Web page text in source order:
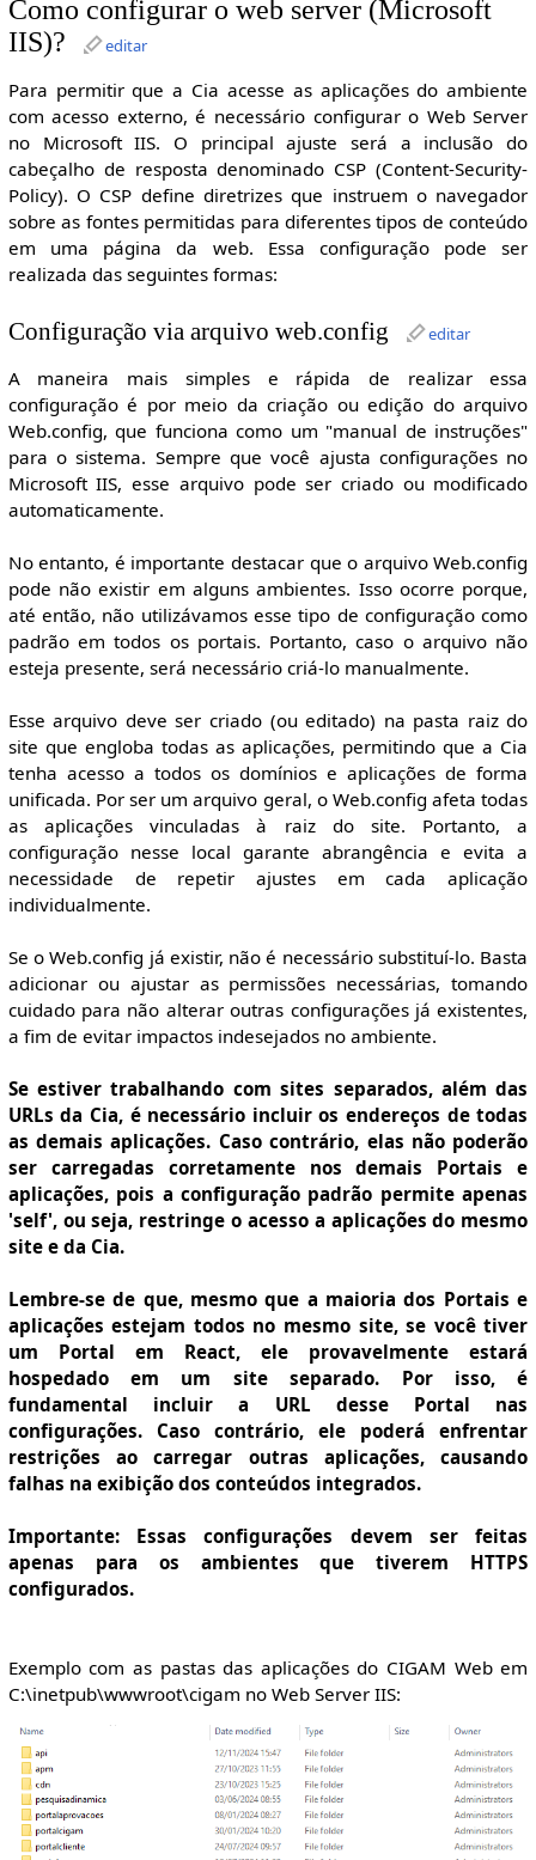
Como configurar o web server (Microsoft
IIS)?
editar
Para permitir que a Cia acesse as aplicações do ambiente
com acesso externo, é necessário configurar o Web Server
no Microsoft IIS. O principal ajuste será a inclusão do
cabeçalho de resposta denominado CSP (Content-Security-
Policy). O CSP define diretrizes que instruem o navegador
sobre as fontes permitidas para diferentes tipos de conteúdo
em uma página da web. Essa configuração pode ser
realizada das seguintes formas:
Configuração via arquivo web.config editar
A maneira mais simples e rápida de realizar essa
configuração é por meio da criação ou edição do arquivo
Web.config, que funciona como um "manual de instruções"
para o sistema. Sempre que você ajusta configurações no
Microsoft IIS, esse arquivo pode ser criado ou modificado
automaticamente.
No entanto, é importante destacar que o arquivo Web.config
pode não existir em alguns ambientes. Isso ocorre porque,
até então, não utilizávamos esse tipo de configuração como
padrão em todos os portais. Portanto, caso o arquivo não
esteja presente, será necessário criá-lo manualmente.
Esse arquivo deve ser criado (ou editado) na pasta raiz do
site que engloba todas as aplicações, permitindo que a Cia
tenha acesso a todos os domínios e aplicações de forma
unificada. Por ser um arquivo geral, o Web.config afeta todas
as aplicações vinculadas à raiz do site. Portanto, a
configuração nesse local garante abrangência e evita a
necessidade de repetir ajustes em cada aplicação
individualmente.
Se o Web.config já existir, não é necessário substituí-lo. Basta
adicionar ou ajustar as permissões necessárias, tomando
cuidado para não alterar outras configurações já existentes,
a fim de evitar impactos indesejados no ambiente.
Se estiver trabalhando com sites separados, além das
URLs da Cia, é necessário incluir os endereços de todas
as demais aplicações. Caso contrário, elas não poderão
ser carregadas corretamente nos demais Portais e
aplicações, pois a configuração padrão permite apenas
'self', ou seja, restringe o acesso a aplicações do mesmo
site e da Cia.
Lembre-se de que, mesmo que a maioria dos Portais e
aplicações estejam todos no mesmo site, se você tiver
um Portal em React, ele provavelmente estará
hospedado em um site separado. Por isso, é
fundamental incluir a URL desse Portal nas
configurações. Caso contrário, ele poderá enfrentar
restrições ao carregar outras aplicações, causando
falhas na exibição dos conteúdos integrados.
Importante: Essas configurações devem ser feitas
apenas para os ambientes que tiverem HTTPS
configurados.
Exemplo com as pastas das aplicações do CIGAM Web em
C:\inetpub\wwwroot\cigam no Web Server IIS: